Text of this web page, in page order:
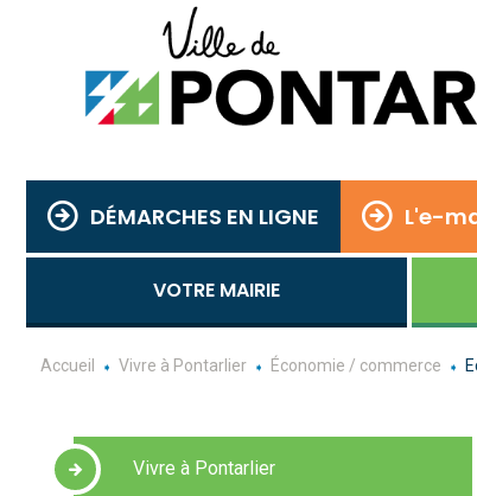
DÉMARCHES EN LIGNE L'e-
VOTRE MAIRIE
Accueil Vivre à Pontarlier Économie / commerce
Vivre à Pontarlier